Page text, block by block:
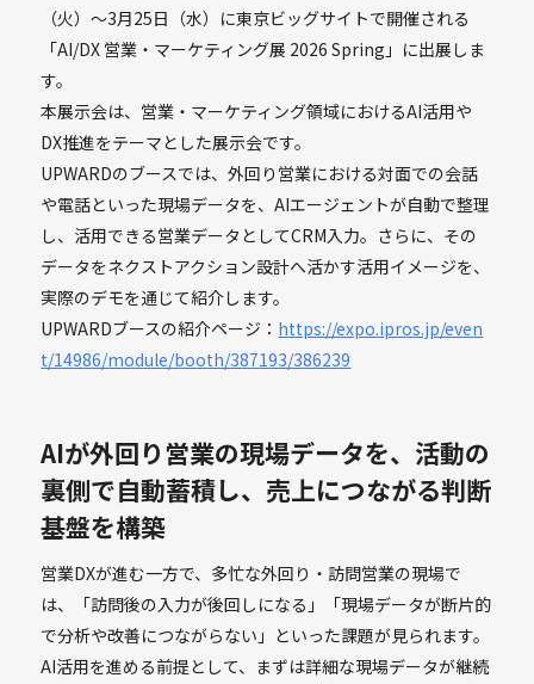
（火）〜3月25日（水）に東京ビッグサイトで開催される
「AI/DX 営業・マーケティング展 2026 Spring」に出展しま
す。
本展示会は、営業・マーケティング領域におけるAI活用や
DX推進をテーマとした展示会です。
UPWARDのブースでは、外回り営業における対面での会話
や電話といった現場データを、AIエージェントが自動で整理
し、活用できる営業データとしてCRM入力。さらに、その
データをネクストアクション設計へ活かす活用イメージを、
実際のデモを通じて紹介します。
UPWARDブースの紹介ページ： https://expo.ipros.jp/even
t/14986/module/booth/387193/386239
AIが外回り営業の現場データを、活動の
裏側で自動蓄積し、売上につながる判断
基盤を構築
営業DXが進む一方で、多忙な外回り・訪問営業の現場で
は、「訪問後の入力が後回しになる」「現場データが断片的
で分析や改善につながらない」といった課題が見られます。
AI活用を進める前提として、まずは詳細な現場データが継続